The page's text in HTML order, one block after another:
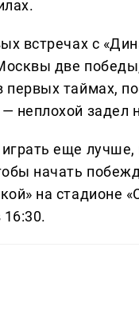
встречах с
две
таймах,
неплохой задел
еще лучше,
начать
на стадионе
16:30.